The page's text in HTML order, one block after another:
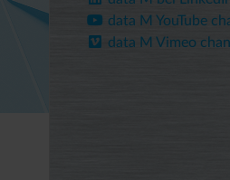
data M YouTube
data M Vimeo